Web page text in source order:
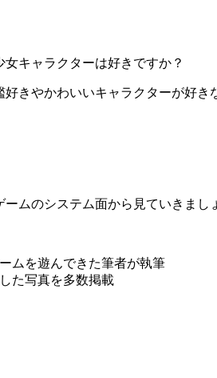
キャラクターは好きですか？
好きやかわいいキャラクターが好
ムのシステム面から見ていきまし
ムを遊んできた筆者が執筆
た写真を多数掲載